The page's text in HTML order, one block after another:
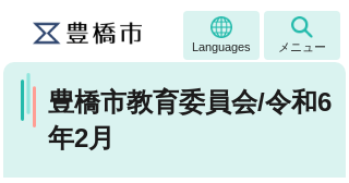
Languages メニュー
豊橋市教育委員会/令和6
年2月